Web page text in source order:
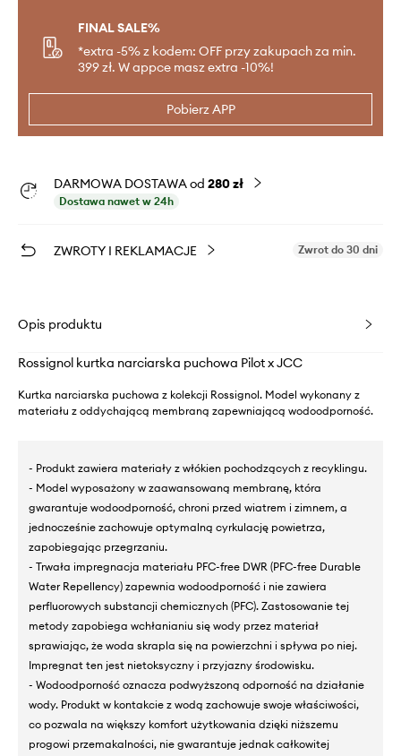
FINAL SALE%
*extra -5% z kodem: OFF przy zakupach za min.
399 zł. W appce masz extra -10%!
Pobierz APP
DARMOWA DOSTAWA od 280 zł
Dostawa nawet w 24h
ZWROTY I REKLAMACJE Zwrot do 30 dni
Opis produktu
Rossignol kurtka narciarska puchowa Pilot x JCC
Kurtka narciarska puchowa z kolekcji Rossignol. Model wykonany z
materiału z oddychającą membraną zapewniającą wodoodporność.
- Produkt zawiera materiały z włókien pochodzących z recyklingu.
- Model wyposażony w zaawansowaną membranę, która
gwarantuje wodoodporność, chroni przed wiatrem i zimnem, a
jednocześnie zachowuje optymalną cyrkulację powietrza,
zapobiegając przegrzaniu.
- Trwała impregnacja materiału PFC-free DWR (PFC-free Durable
Water Repellency) zapewnia wodoodporność i nie zawiera
perfluorowych substancji chemicznych (PFC). Zastosowanie tej
metody zapobiega wchłanianiu się wody przez materiał
sprawiając, że woda skrapla się na powierzchni i spływa po niej.
Impregnat ten jest nietoksyczny i przyjazny środowisku.
- Wodoodporność oznacza podwyższoną odporność na działanie
wody. Produkt w kontakcie z wodą zachowuje swoje właściwości,
co pozwala na większy komfort użytkowania dzięki niższemu
progowi przemakalności, nie gwarantuje jednak całkowitej